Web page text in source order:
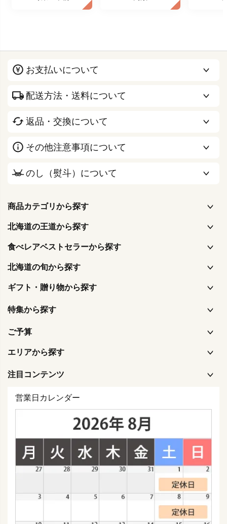
お支払いについて
配送方法・送料について
返品・交換について
その他注意事項について
のし（熨斗）について
商品カテゴリから探す
北海道の王道から探す
食べレアベストセラーから探す
北海道の旬から探す
ギフト・贈り物から探す
特集から探す
ご予算
エリアから探す
注目コンテンツ
営業日カレンダー